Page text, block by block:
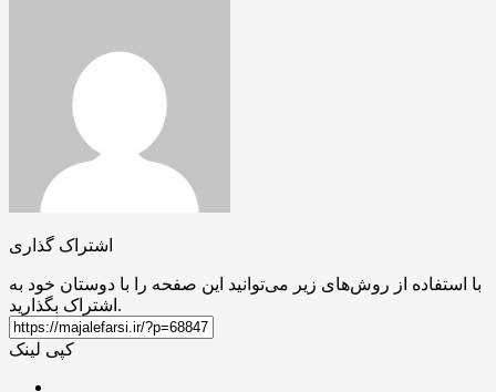
اشتراک گذاری
با استفاده از روش‌های زیر می‌توانید این صفحه را با دوستان خود به
اشتراک بگذارید.
کپی لینک